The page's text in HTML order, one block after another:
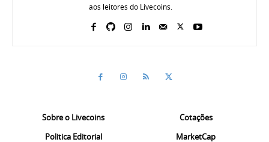
aos leitores do Livecoins.
Sobre o Livecoins
Politica Editorial
Cotações
MarketCap